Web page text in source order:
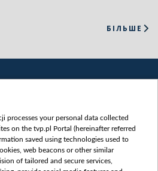
БІЛЬШЕ
Категорії
processes your personal data collected
on the tvp.pl Portal (hereinafter referred
saved using technologies used to
web beacons or other similar
of tailored and secure services,